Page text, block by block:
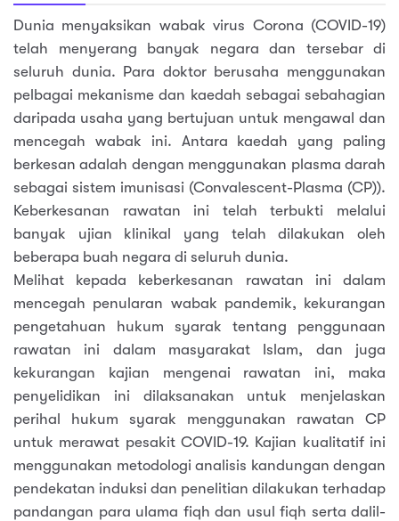
Dunia menyaksikan wabak virus Corona (COVID-19)
telah menyerang banyak negara dan tersebar di
seluruh dunia. Para doktor berusaha menggunakan
pelbagai mekanisme dan kaedah sebagai sebahagian
daripada usaha yang bertujuan untuk mengawal dan
mencegah wabak ini. Antara kaedah yang paling
berkesan adalah dengan menggunakan plasma darah
sebagai sistem imunisasi (Convalescent-Plasma (CP)).
Keberkesanan rawatan ini telah terbukti melalui
banyak ujian klinikal yang telah dilakukan oleh
beberapa buah negara di seluruh dunia.
Melihat kepada keberkesanan rawatan ini dalam
mencegah penularan wabak pandemik, kekurangan
pengetahuan hukum syarak tentang penggunaan
rawatan ini dalam masyarakat Islam, dan juga
kekurangan kajian mengenai rawatan ini, maka
penyelidikan ini dilaksanakan untuk menjelaskan
perihal hukum syarak menggunakan rawatan CP
untuk merawat pesakit COVID-19. Kajian kualitatif ini
menggunakan metodologi analisis kandungan dengan
pendekatan induksi dan penelitian dilakukan terhadap
pandangan para ulama fiqh dan usul fiqh serta dalil-